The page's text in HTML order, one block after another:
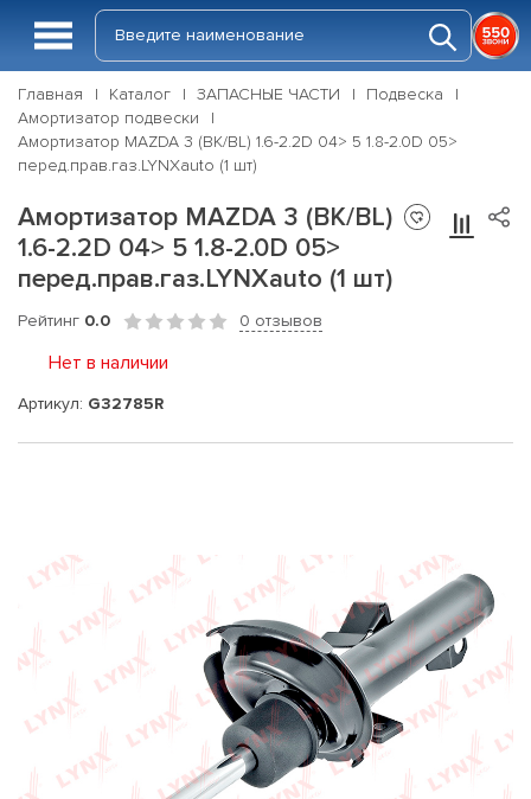
Главная Каталог ЗАПАСНЫЕ ЧАСТИ
Подвеска
Амортизатор подвески
Амортизатор MAZDA 3 (BK/BL) 1.6-2.2D 04> 5 1.8-2.0D 05>
перед.прав.газ.LYNXauto (1 шт)
Амортизатор MAZDA 3 (BK/BL)
1.6-2.2D 04> 5 1.8-2.0D 05>
перед.прав.газ.LYNXauto (1 шт)
Рейтинг 0.0 0 отзывов
Нет в наличии
Артикул: G32785R